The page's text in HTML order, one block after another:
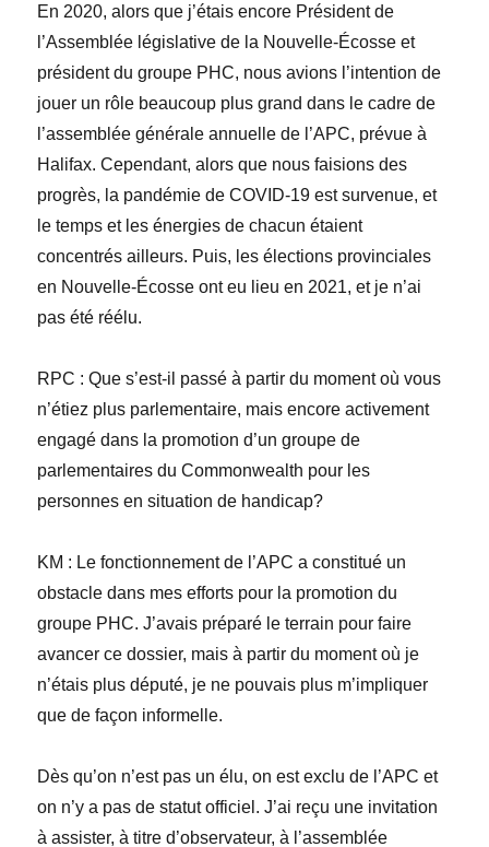
En 2020, alors que j’étais encore Président de
l’Assemblée législative de la Nouvelle-Écosse et
président du groupe PHC, nous avions l’intention de
jouer un rôle beaucoup plus grand dans le cadre de
l’assemblée générale annuelle de l’APC, prévue à
Halifax. Cependant, alors que nous faisions des
progrès, la pandémie de COVID-19 est survenue, et
le temps et les énergies de chacun étaient
concentrés ailleurs. Puis, les élections provinciales
en Nouvelle-Écosse ont eu lieu en 2021, et je n’ai
pas été réélu.
RPC : Que s’est-il passé à partir du moment où vous
n’étiez plus parlementaire, mais encore activement
engagé dans la promotion d’un groupe de
parlementaires du Commonwealth pour les
personnes en situation de handicap?
KM : Le fonctionnement de l’APC a constitué un
obstacle dans mes efforts pour la promotion du
groupe PHC. J’avais préparé le terrain pour faire
avancer ce dossier, mais à partir du moment où je
n’étais plus député, je ne pouvais plus m’impliquer
que de façon informelle.
Dès qu’on n’est pas un élu, on est exclu de l’APC et
on n’y a pas de statut officiel. J’ai reçu une invitation
à assister, à titre d’observateur, à l’assemblée